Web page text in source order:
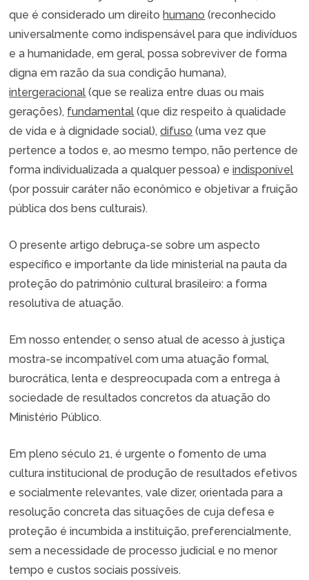
que é considerado um direitohumano (reconhecido
universalmente como indispensável para que indivíduos
e a humanidade, em geral, possa sobreviver de forma
digna em razão da sua condição humana),
intergeracional (que se realiza entre duas ou mais
gerações), fundamental (que diz respeito à qualidade
de vida e à dignidade social),difuso (uma vez que
pertence a todos e, ao mesmo tempo, não pertence de
forma individualizada a qualquer pessoa) eindisponível
(por possuir caráter não econômico e objetivar a fruição
pública dos bens culturais).
O presente artigo debruça-se sobre um aspecto
específico e importante da lide ministerial na pauta da
proteção do patrimônio cultural brasileiro: a forma
resolutiva de atuação.
Em nosso entender, o senso atual de acesso à justiça
mostra-se incompatível com uma atuação formal,
burocrática, lenta e despreocupada com a entrega à
sociedade de resultados concretos da atuação do
Ministério Público.
Em pleno século 21, é urgente o fomento de uma
cultura institucional de produção de resultados efetivos
e socialmente relevantes, vale dizer, orientada para a
resolução concreta das situações de cuja defesa e
proteção é incumbida a instituição, preferencialmente,
sem a necessidade de processo judicial e no menor
tempo e custos sociais possíveis.